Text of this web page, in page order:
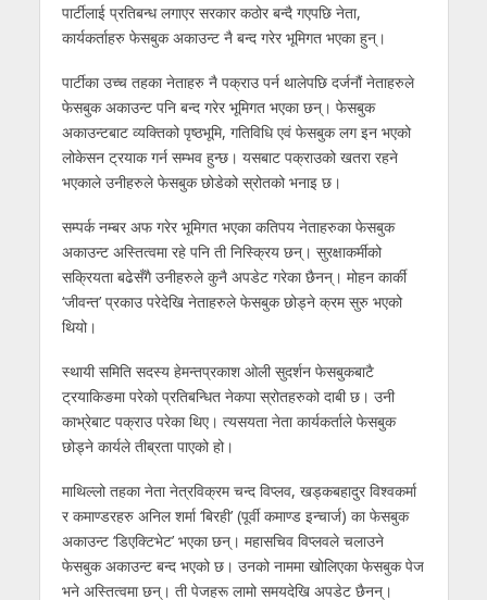
पार्टीलाई प्रतिबन्ध लगाएर सरकार कठोर बन्दै गएपछि नेता,
कार्यकर्ताहरु फेसबुक अकाउन्ट नै बन्द गरेर भूमिगत भएका हुन्।
पार्टीका उच्च तहका नेताहरु नै पक्राउ पर्न थालेपछि दर्जनौं नेताहरुले
फेसबुक अकाउन्ट पनि बन्द गरेर भूमिगत भएका छन्। फेसबुक
अकाउन्टबाट व्यक्तिको पृष्ठभूमि, गतिविधि एवं फेसबुक लग इन भएको
लोकेसन ट्रयाक गर्न सम्भव हुन्छ। यसबाट पक्राउको खतरा रहने
भएकाले उनीहरुले फेसबुक छोडेको स्रोतको भनाइ छ।
सम्पर्क नम्बर अफ गरेर भूमिगत भएका कतिपय नेताहरुका फेसबुक
अकाउन्ट अस्तित्वमा रहे पनि ती निस्क्रिय छन्। सुरक्षाकर्मीको
सक्रियता बढेसँगै उनीहरुले कुनै अपडेट गरेका छैनन्। मोहन कार्की
‘जीवन्त’ प्रकाउ परेदेखि नेताहरुले फेसबुक छोड्ने क्रम सुरु भएको
थियो।
स्थायी समिति सदस्य हेमन्तप्रकाश ओली सुदर्शन फेसबुकबाटै
ट्रयाकिङमा परेको प्रतिबन्धित नेकपा स्रोतहरुको दाबी छ। उनी
काभ्रेबाट पक्राउ परेका थिए। त्यसयता नेता कार्यकर्ताले फेसबुक
छोड्ने कार्यले तीब्रता पाएको हो।
माथिल्लो तहका नेता नेत्रविक्रम चन्द विप्लव, खड्कबहादुर विश्वकर्मा
र कमाण्डरहरु अनिल शर्मा ‘बिरही’ (पूर्वी कमाण्ड इन्चार्ज) का फेसबुक
अकाउन्ट ‘डिएक्टिभेट’ भएका छन्। महासचिव विप्लवले चलाउने
फेसबुक अकाउन्ट बन्द भएको छ। उनको नाममा खोलिएका फेसबुक पेज
भने अस्तित्वमा छन्। ती पेजहरू लामो समयदेखि अपडेट छैनन्।